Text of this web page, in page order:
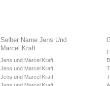
Selber Name Jens Und
Marcel Kraft
Jens und Marcel Kraft
Jens und Marcel Kraft
Jens und Marcel Kraft